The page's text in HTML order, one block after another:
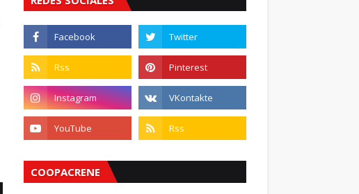
COOPACRENE